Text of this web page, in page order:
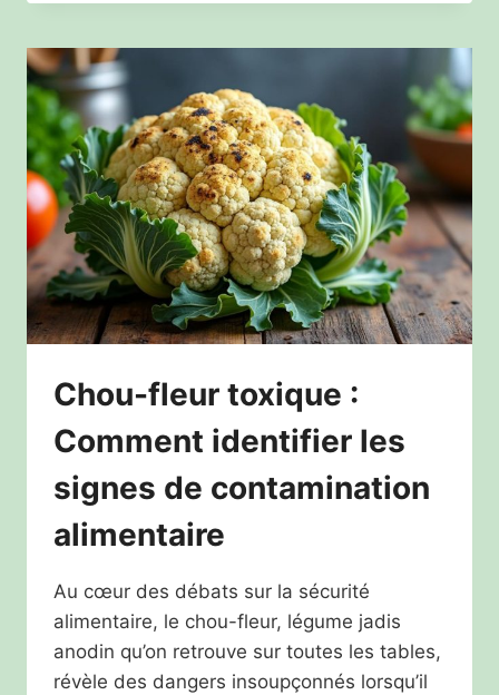
Chou-fleur toxique :
Comment identifier les
signes de contamination
alimentaire
Au cœur des débats sur la sécurité
alimentaire, le chou-fleur, légume jadis
anodin qu’on retrouve sur toutes les tables,
révèle des dangers insoupçonnés lorsqu’il